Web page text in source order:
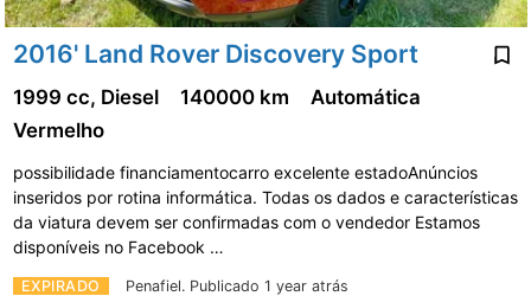
2016' Land Rover Discovery Sport
EXPIRADO Penafiel. Publicado 1 year atrás
1999 cc, Diesel 140000 km
Automática
Vermelho
possibilidade financiamentocarro excelente estadoAnúncios
inseridos por rotina informática. Todas os dados e características
da viatura devem ser confirmadas com o vendedor Estamos
disponíveis no Facebook …